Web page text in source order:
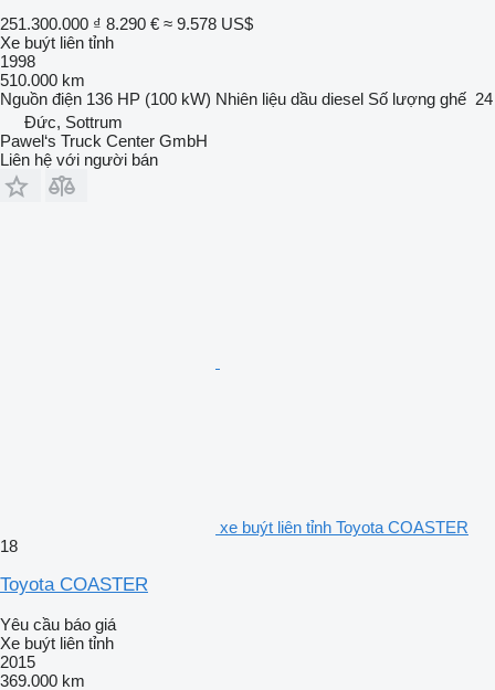
251.300.000 ₫ 8.290 € ≈ 9.578 US$
Xe buýt liên tỉnh
1998
510.000 km
Nguồn điện 136 HP (100 kW) Nhiên liệu dầu diesel Số lượng ghế 24
Đức, Sottrum
Pawel‘s Truck Center GmbH
Liên hệ với người bán
xe buýt liên tỉnh Toyota COASTER
18
Toyota COASTER
Yêu cầu báo giá
Xe buýt liên tỉnh
2015
369.000 km